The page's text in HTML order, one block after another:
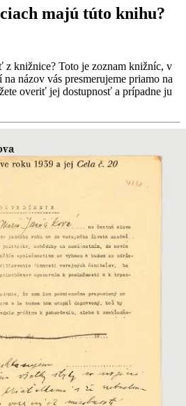
majú túto knihu?
z knižnice? Toto je zoznam knižníc, v
názov vás presmerujeme priamo na
overiť jej dostupnosť a prípadne ju